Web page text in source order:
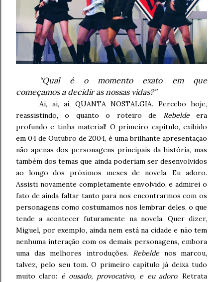
“Qual é o momento exato em que
começamos a decidir as nossas vidas?”
Ai, ai, ai, QUANTA NOSTALGIA. Percebo hoje,
reassistindo, o quanto o roteiro de
Rebeldeera
profundo e tinha material! O primeiro capítulo, exibido
em 04 de Outubro de 2004, é uma brilhante apresentação
não apenas dos personagens principais da história, mas
também dos temas que ainda poderiam ser desenvolvidos
ao longo dos próximos meses de novela. Eu adoro.
Assisti novamente completamente envolvido, e admirei o
fato de ainda faltar tanto para nos encontrarmos com os
personagens como costumamos nos lembrar deles, o que
tende a acontecer futuramente na novela. Quer dizer,
Miguel, por exemplo, ainda nem está na cidade e não tem
nenhuma interação com os demais personagens, embora
uma das melhores introduções.
Rebelde nos marcou,
talvez, pelo seu tom. O primeiro capítulo já deixa tudo
muito claro: é ousado, provocativo, e eu adoro. Retrata